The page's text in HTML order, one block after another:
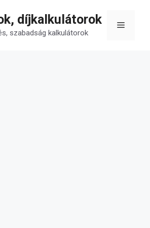
díjkalkulátorok
szabadság kalkulátorok
Menü